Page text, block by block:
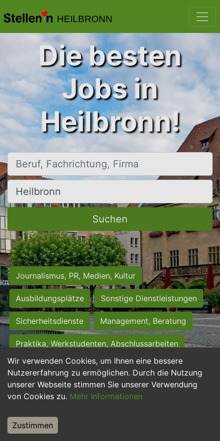
HEILBRONN
Wir verwenden Cookies, um Ihnen eine bessere
Nutzererfahrung zu ermöglichen. Durch die Nutzung
unserer Webseite stimmen Sie unserer Verwendung
von Cookies zu. Mehr Informationen
Zustimmen
Die besten
Jobs in
Heilbronn!
Beruf, Fachrichtung, Firma
Ort, Stadt
Suchen
Journalismus, PR, Medien, Kultur
Ausbildungsplätze Sonstige Dienstleistungen
Sicherheitsdienste Management, Beratung
Praktika, Werkstudenten, Abschlussarbeiten
Personalwesen Assistenz, Sekretariat
Hilfskräfte, Aushilfs- und Nebenjobs
Weiterbildung, Studium, duale Ausbildung